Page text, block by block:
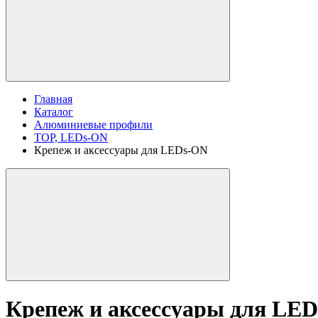
Главная
Каталог
Алюминиевые профили
TOP, LEDs-ON
Крепеж и аксессуары для LEDs-ON
Крепеж и аксессуары для